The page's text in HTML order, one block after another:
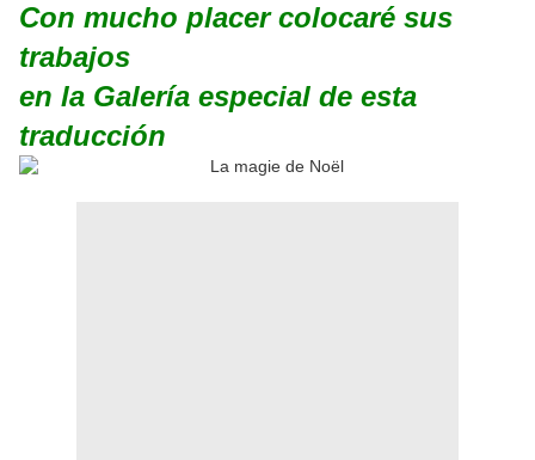
Con mucho placer colocaré sus
trabajos
en la Galería especial de esta
traducción